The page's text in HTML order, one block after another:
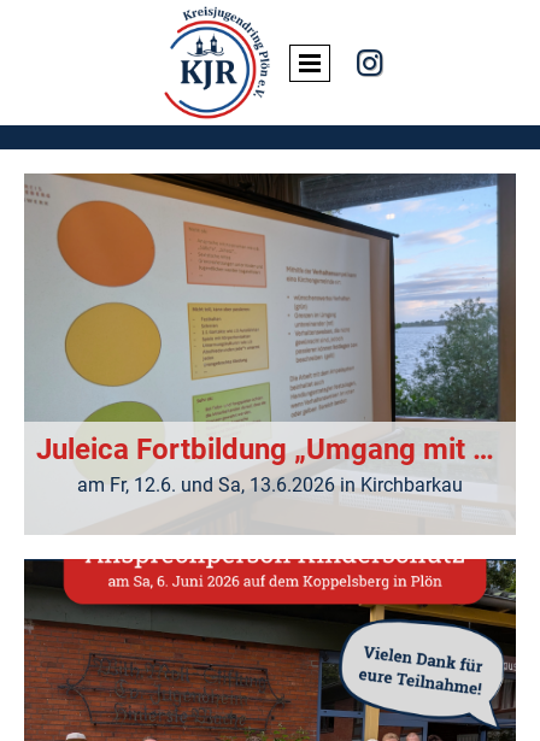

Juleica Fortbildung „Umgang mit grenzwertigem Verhalten auf Ferienfahrten“
am Fr, 12.6. und Sa, 13.6.2026 in Kirchbarkau